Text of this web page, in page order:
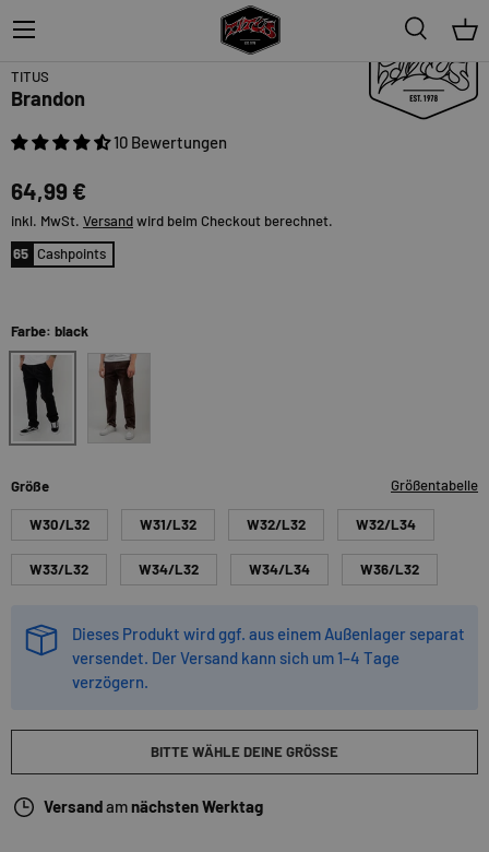
Suche
Menü
Topseller
TITUS
Brandon
10 Bewertungen
64,99 €
inkl. MwSt. Versandwird beim Checkout berechnet.
65 Cashpoints
Farbe: black
Größe Größentabelle
W30/L32 W31/L32 W32/L32 W32/L34
W33/L32 W34/L32 W34/L34 W36/L32
Dieses Produkt wird ggf. aus einem Außenlager separat
versendet. Der Versand kann sich um 1–4 Tage
verzögern.
BITTE WÄHLE DEINE GRÖSSE
Versandamnächsten Werktag